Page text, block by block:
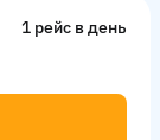
1 рейс в день